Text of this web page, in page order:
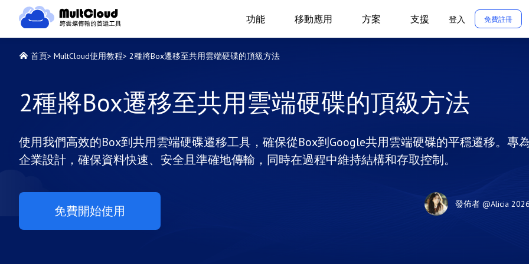
功能 移動應用 方案 支援 登入 免費註冊
首頁> MultCloud使用教程> 2種將Box遷移至共用雲端硬碟的頂級方法
2種將Box遷移至共用雲端硬碟的頂級方法
使用我們高效的Box到共用雲端硬碟遷移工具，確保從Box到Google共用雲端硬碟的平穩遷移。專
企業設計，確保資料快速、安全且準確地傳輸，同時在過程中維持結構和存取控制。
免費開始使用 發佈者 @Alicia